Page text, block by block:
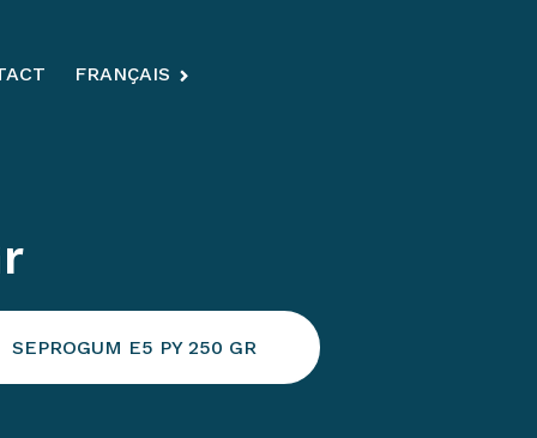
FRANÇAIS
SEPROGUM E5 PY 250 GR